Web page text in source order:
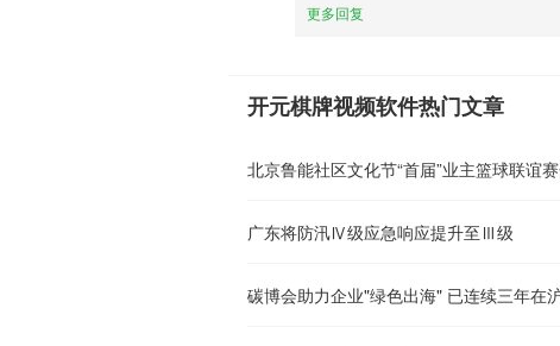
更多回复
开元棋牌视频软件热门文章
北京鲁能社区文化节“首届”业主篮球联谊
广东将防汛Ⅳ级应急响应提升至Ⅲ级
碳博会助力企业"绿色出海" 已连续三年在